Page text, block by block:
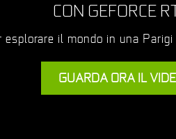
CON GEFORCE
esplorare il mondo in una
GUARDA ORA IL